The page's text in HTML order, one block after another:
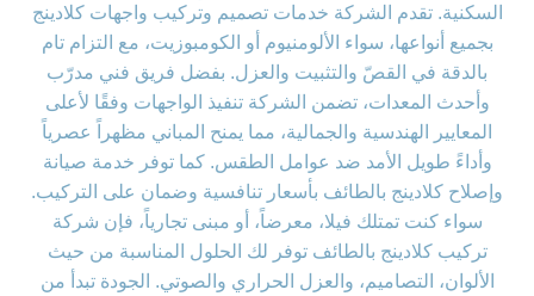
السكنية. تقدم الشركة خدمات تصميم وتركيب واجهات كلادينج
بجميع أنواعها، سواء الألومنيوم أو الكومبوزيت، مع التزام تام
بالدقة في القصّ والتثبيت والعزل. بفضل فريق فني مدرّب
وأحدث المعدات، تضمن الشركة تنفيذ الواجهات وفقًا لأعلى
المعايير الهندسية والجمالية، مما يمنح المباني مظهراً عصرياً
وأداءً طويل الأمد ضد عوامل الطقس. كما توفر خدمة صيانة
وإصلاح كلادينج بالطائف بأسعار تنافسية وضمان على التركيب.
سواء كنت تمتلك فيلا، معرضاً، أو مبنى تجارياً، فإن شركة
تركيب كلادينج بالطائف توفر لك الحلول المناسبة من حيث
الألوان، التصاميم، والعزل الحراري والصوتي. الجودة تبدأ من